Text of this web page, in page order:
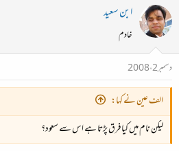
ابن سعید
خادم
دسمبر 2، 2008
الف عین نے کہا:
لیکن نام میں کیا فرق پڑتا ہے اس سے سعود؟